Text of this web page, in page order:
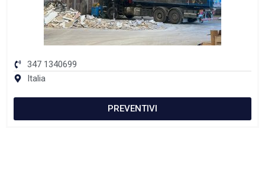
347 1340699
Italia
PREVENTIVI